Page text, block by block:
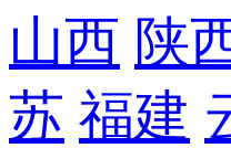
山西 陕
苏 福建